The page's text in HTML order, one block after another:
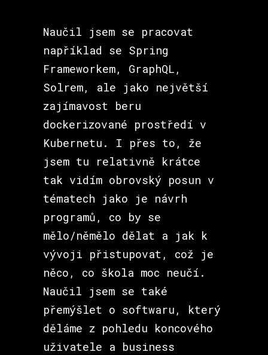
Naučil jsem se pracovat
například se Spring
Frameworkem, GraphQL,
Solrem, ale jako největší
zajímavost beru
dockerizované prostředí v
Kubernetu. I přes to, že
jsem tu relativně krátce
tak vidím obrovský posun v
tématech jako je návrh
programů, co by se
mělo/němělo dělat a jak k
vývoji přistupovat, což je
něco, co škola moc neučí.
Naučil jsem se také
přemýšlet o softwaru, který
děláme z pohledu koncového
uživatele a business